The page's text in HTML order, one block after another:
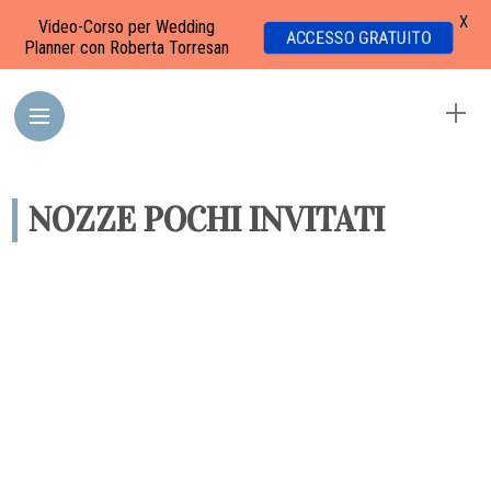
NOZZE POCHI INVITATI
Video-Corso per Wedding
Planner con Roberta Torresan
ACCESSO GRATUITO
X